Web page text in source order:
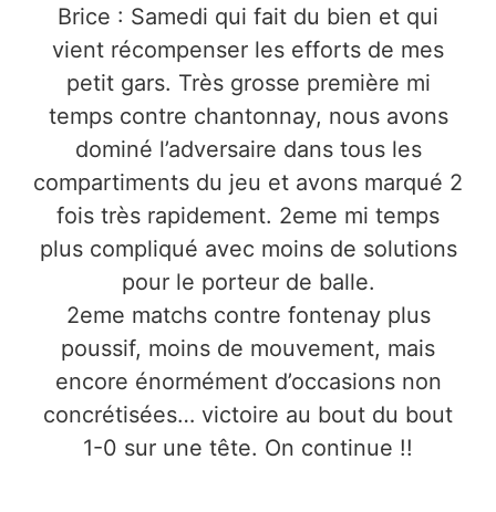
Brice : Samedi qui fait du bien et qui
vient récompenser les efforts de mes
petit gars. Très grosse première mi
temps contre chantonnay, nous avons
dominé l’adversaire dans tous les
compartiments du jeu et avons marqué 2
fois très rapidement. 2eme mi temps
plus compliqué avec moins de solutions
pour le porteur de balle.
2eme matchs contre fontenay plus
poussif, moins de mouvement, mais
encore énormément d’occasions non
concrétisées… victoire au bout du bout
1-0 sur une tête. On continue !!